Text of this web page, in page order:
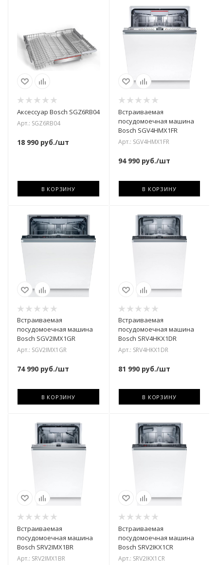
Аксессуар Bosch SGZ6RB04
Арт.: SGZ6RB04
18 990 руб./шт
В КОРЗИНУ
Встраиваемая
посудомоечная машина
Bosch SGV4HMX1FR
Арт.: SGV4HMX1FR
94 990руб./шт
В КОРЗИНУ
Встраиваемая
посудомоечная машина
Bosch SGV2IMX1GR
Арт.: SGV2IMX1GR
74 990 руб./шт
В КОРЗИНУ
Встраиваемая
посудомоечная машина
Bosch SRV4HKX1DR
Арт.: SRV4HKX1DR
81 990руб./шт
В КОРЗИНУ
Встраиваемая
посудомоечная машина
Bosch SRV2IMX1BR
Арт.: SRV2IMX1BR
Встраиваемая
посудомоечная машина
Bosch SRV2IKX1CR
Арт.: SRV2IKX1CR